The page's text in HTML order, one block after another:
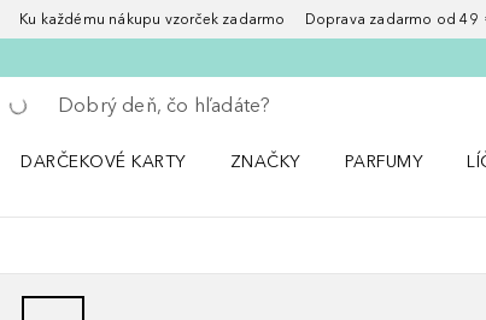
Ku každému nákupu vzorček zadarmo Doprava zadarmo od
Choď späť
Vykonajte vyhľadávanie
DARČEKOVÉ KARTY
ZNAČKY
PARFUMY